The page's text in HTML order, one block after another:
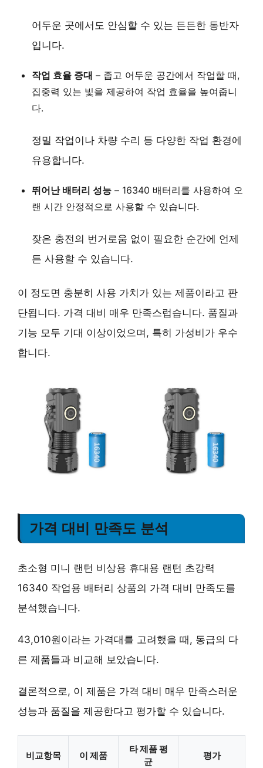
어두운 곳에서도 안심할 수 있는 든든한 동반자
입니다.
작업 효율 증대 – 좁고 어두운 공간에서 작업할 때,
집중력 있는 빛을 제공하여 작업 효율을 높여줍니
다.
정밀 작업이나 차량 수리 등 다양한 작업 환경에
유용합니다.
뛰어난 배터리 성능 – 16340 배터리를 사용하여 오
랜 시간 안정적으로 사용할 수 있습니다.
잦은 충전의 번거로움 없이 필요한 순간에 언제
든 사용할 수 있습니다.
이 정도면 충분히 사용 가치가 있는 제품이라고 판
단됩니다. 가격 대비 매우 만족스럽습니다. 품질과
기능 모두 기대 이상이었으며, 특히 가성비가 우수
합니다.
가격 대비 만족도 분석
초소형 미니 랜턴 비상용 휴대용 랜턴 초강력
16340 작업용 배터리 상품의 가격 대비 만족도를
분석했습니다.
43,010원이라는 가격대를 고려했을 때, 동급의 다
른 제품들과 비교해 보았습니다.
결론적으로, 이 제품은 가격 대비 매우 만족스러운
성능과 품질을 제공한다고 평가할 수 있습니다.
비교항목 이 제품
타 제품 평
균
평가